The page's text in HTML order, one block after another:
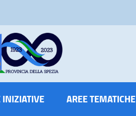
INIZIATIVE AREE TEMATICHE